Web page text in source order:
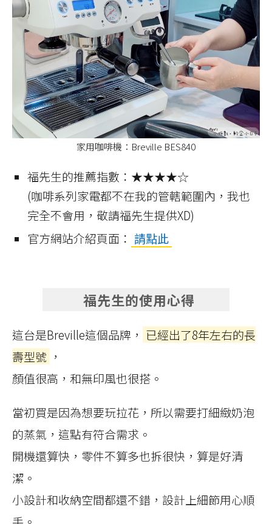
家用咖啡機：Breville BES840
福先生的推薦指數：★★★★☆
(咖啡系列家電都不在我的管轄範圍內，我也
完全不會用，敬請福先生提供XD)
官方網站介紹頁面： 請點此
福先生的使用心得
這台是Breville這個品牌， 已經出了8年左右的長
壽型號 ，
顏值很高，和無印風也很搭。
當初買是因為想要玩拉花，所以需要打細緻奶泡
的蒸氣，這點有符合需求。
開機還算快，零件不算多也拆很快，算是好清
潔。
小設計和收納空間都還不錯，設計上細節用心順